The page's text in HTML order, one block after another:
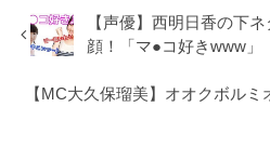
【声優】西明日香の下
顔！「マ●コ好きwww」
【MC大久保瑠美】オオクボルミ